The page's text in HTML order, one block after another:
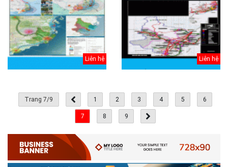
Liên hệ Liên hệ
Trang 7/9 1 2 3 4 5 6
7 8 9